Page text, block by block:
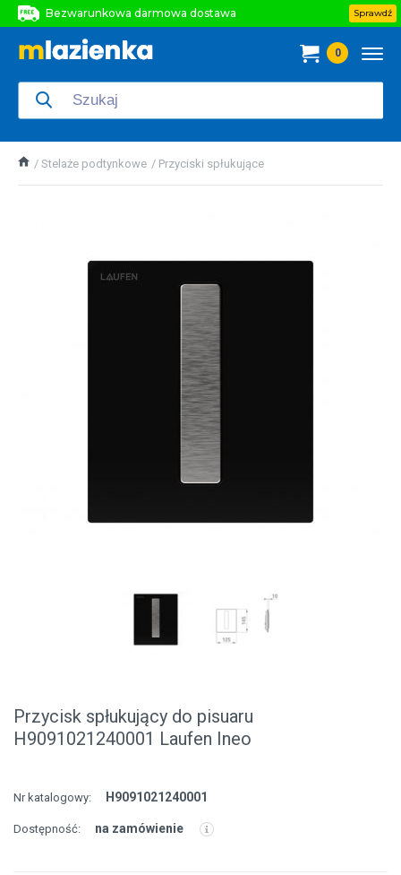
Bezwarunkowa darmowa dostawa
Bezwarunkowa darmowa dostawa
Sprawdź
0
Stelaże podtynkowe Przyciski spłukujące
Przycisk spłukujący do pisuaru
H9091021240001 Laufen Ineo
Nr katalogowy: H9091021240001
Dostępność: na zamówienie